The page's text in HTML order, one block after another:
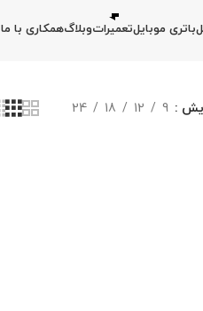
باتری موبایلتعمیراتوبلاگهمکاری با ما
9
12
18
24